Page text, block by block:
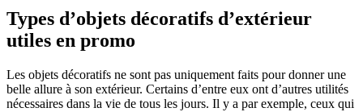
Types d’objets décoratifs d’extérieur
utiles en promo
Les objets décoratifs ne sont pas uniquement faits pour donner une
belle allure à son extérieur. Certains d’entre eux ont d’autres utilités
nécessaires dans la vie de tous les jours. Il y a par exemple, ceux qui